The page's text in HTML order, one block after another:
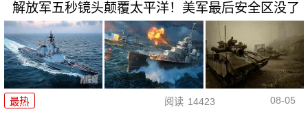
解放军五秒镜头颠覆太平洋！美军最后安全区没了
最热 阅读 14423 08-05